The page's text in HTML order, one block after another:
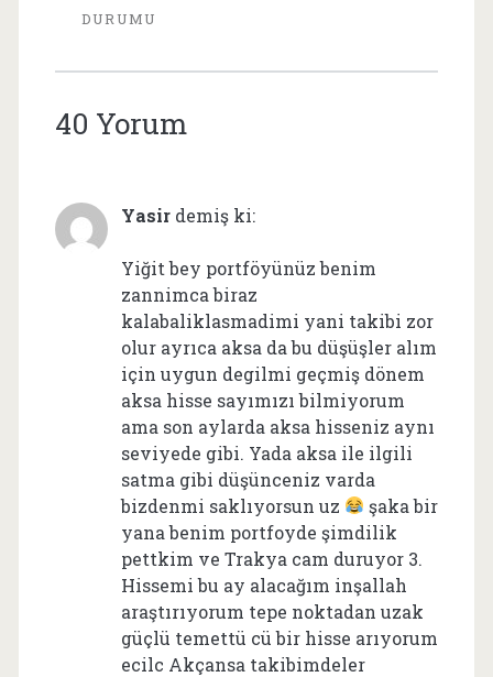
DURUMU
40 Yorum
Yasir demiş ki:
Yiğit bey portföyünüz benim
zannimca biraz
kalabaliklasmadimi yani takibi zor
olur ayrıca aksa da bu düşüşler alım
için uygun degilmi geçmiş dönem
aksa hisse sayımızı bilmiyorum
ama son aylarda aksa hisseniz aynı
seviyede gibi. Yada aksa ile ilgili
satma gibi düşünceniz varda
bizdenmi saklıyorsun uz
şaka bir
yana benim portfoyde şimdilik
pettkim ve Trakya cam duruyor 3.
Hissemi bu ay alacağım inşallah
araştırıyorum tepe noktadan uzak
güçlü temettü cü bir hisse arıyorum
ecilc Akçansa takibimdeler